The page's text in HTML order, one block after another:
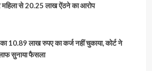
महिला से 20.25 लाख ऐंठने का आरोप
10.89 लाख रुपए का कर्ज नहीं चुकाया, कोर्ट ने
सुनाया फैसला